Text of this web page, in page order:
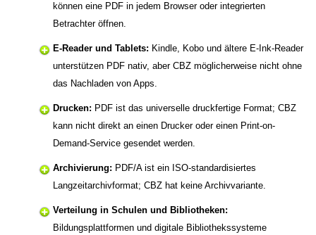
können eine PDF in jedem Browser oder integrierten
Betrachter öffnen.
E-Reader und Tablets: Kindle, Kobo und ältere E-Ink-Reader
unterstützen PDF nativ, aber CBZ möglicherweise nicht ohne
das Nachladen von Apps.
Drucken: PDF ist das universelle druckfertige Format; CBZ
kann nicht direkt an einen Drucker oder einen Print-on-
Demand-Service gesendet werden.
Archivierung: PDF/A ist ein ISO-standardisiertes
Langzeitarchivformat; CBZ hat keine Archivvariante.
Verteilung in Schulen und Bibliotheken:
Bildungsplattformen und digitale Bibliothekssysteme